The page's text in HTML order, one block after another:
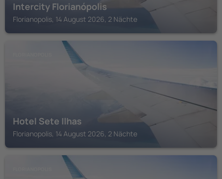
Intercity Florianópolis
Florianopolis, 14 August 2026, 2 Nächte
Hotel Sete Ilhas
Florianopolis, 14 August 2026, 2 Nächte